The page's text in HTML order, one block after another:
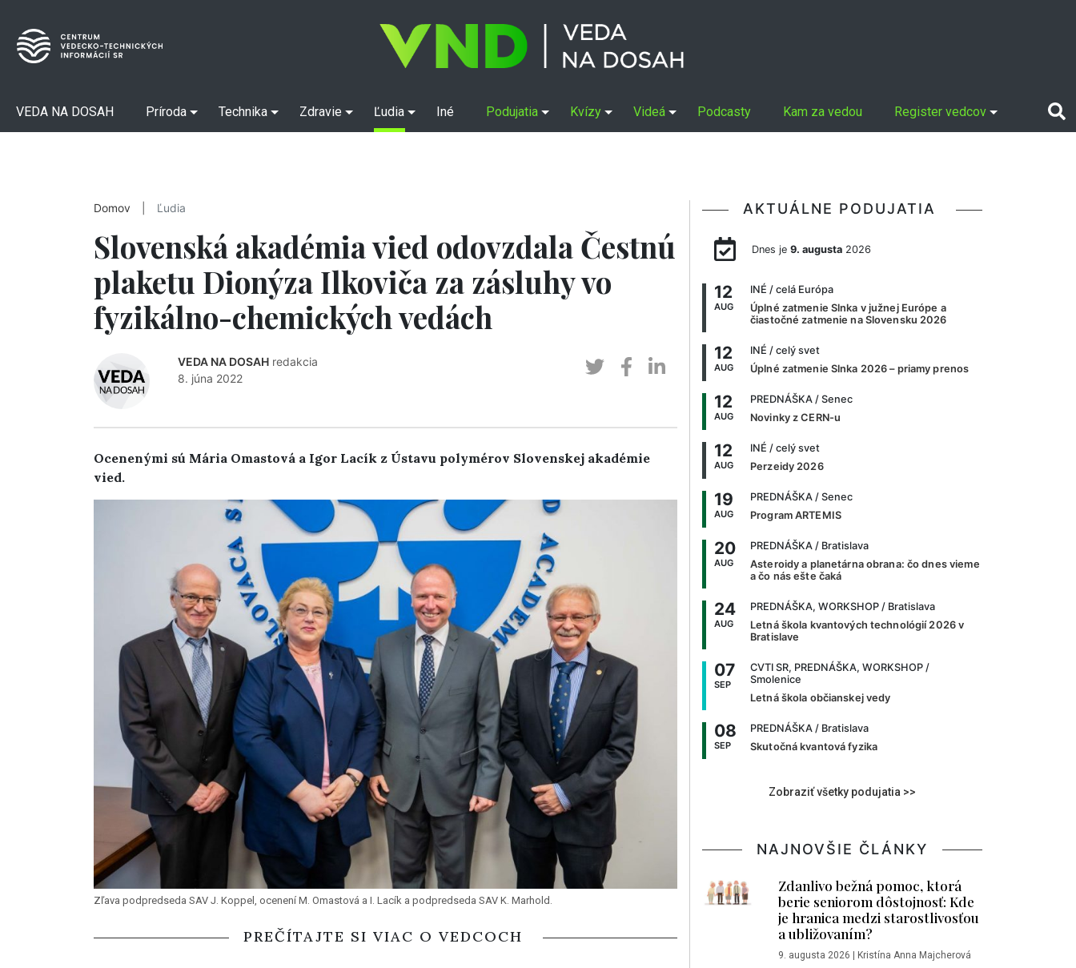
VEDA NA DOSAH Príroda Technika Zdravie Ľudia Iné Podujatia Kvízy Videá Podcasty Kam za vedou Register vedcov
Domov Ľudia
Slovenská akadémia vied odovzdala Čestnú
plaketu Dionýza Ilkoviča za zásluhy vo
fyzikálno-chemických vedách
VEDA NA DOSAH redakcia
8. júna 2022
Ocenenými sú Mária Omastová a Igor Lacík z Ústavu polymérov Slovenskej akadémie
vied.
Zľava podpredseda SAV J. Koppel, ocenení M. Omastová a I. Lacík a podpredseda SAV K. Marhold.
PREČÍTAJTE SI VIAC O VEDCOCH
AKTUÁLNE PODUJATIA
Dnes je 9. augusta2026
12
AUG
INÉ / celá Európa
Úplné zatmenie Slnka v južnej Európe a
čiastočné zatmenie na Slovensku 2026
12
AUG
INÉ / celý svet
Úplné zatmenie Slnka 2026 – priamy prenos
12
AUG
PREDNÁŠKA / Senec
Novinky z CERN-u
12
AUG
INÉ / celý svet
Perzeidy 2026
19
AUG
PREDNÁŠKA / Senec
Program ARTEMIS
20
AUG
PREDNÁŠKA / Bratislava
Asteroidy a planetárna obrana: čo dnes vieme
a čo nás ešte čaká
24
AUG
PREDNÁŠKA, WORKSHOP / Bratislava
Letná škola kvantových technológií 2026 v
Bratislave
07
SEP
CVTI SR, PREDNÁŠKA, WORKSHOP /
Smolenice
Letná škola občianskej vedy
08
SEP
PREDNÁŠKA / Bratislava
Skutočná kvantová fyzika
Zobraziť všetky podujatia >>
NAJNOVŠIE ČLÁNKY
Zdanlivo bežná pomoc, ktorá
berie seniorom dôstojnosť: Kde
je hranica medzi starostlivosťou
a ubližovaním?
9. augusta 2026 | Kristína Anna Majcherová